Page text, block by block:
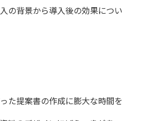
の背景から導入後の効果につい
た提案書の作成に膨大な時間を